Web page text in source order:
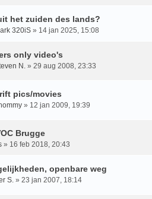
het zuiden des lands?
320iS » 14 jan 2025, 15:08
only video's
N. » 29 aug 2008, 23:33
pics/movies
» 12 jan 2009, 19:39
Brugge
» 16 feb 2018, 20:43
openbare weg
S. » 23 jan 2007, 18:14